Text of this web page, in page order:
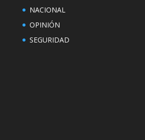
NACIONAL
OPINIÓN
SEGURIDAD